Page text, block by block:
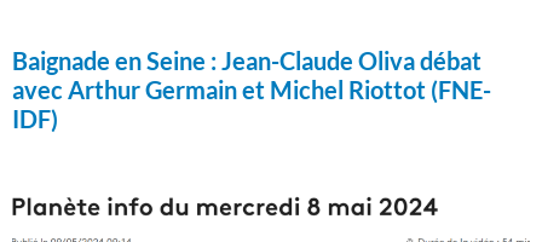
Baignade en Seine :Jean-Claude Oliva débat
avec Arthur Germain et Michel Riottot (FNE-
IDF)